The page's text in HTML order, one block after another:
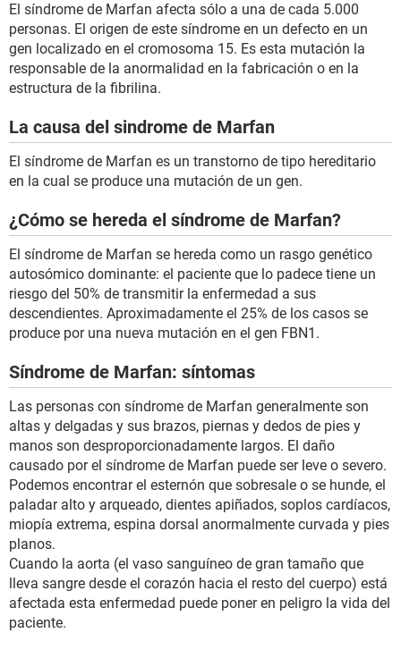
El síndrome de Marfan afecta sólo a una de cada 5.000
personas. El origen de este síndrome en un defecto en un
gen localizado en el cromosoma 15. Es esta mutación la
responsable de la anormalidad en la fabricación o en la
estructura de la fibrilina.
La causa del sindrome de Marfan
El síndrome de Marfan es un transtorno de tipo hereditario
en la cual se produce una mutación de un gen.
¿Cómo se hereda el síndrome de Marfan?
El síndrome de Marfan se hereda como un rasgo genético
autosómico dominante: el paciente que lo padece tiene un
riesgo del 50% de transmitir la enfermedad a sus
descendientes. Aproximadamente el 25% de los casos se
produce por una nueva mutación en el gen FBN1.
Síndrome de Marfan: síntomas
Las personas con síndrome de Marfan generalmente son
altas y delgadas y sus brazos, piernas y dedos de pies y
manos son desproporcionadamente largos. El daño
causado por el síndrome de Marfan puede ser leve o severo.
Podemos encontrar el esternón que sobresale o se hunde, el
paladar alto y arqueado, dientes apiñados, soplos cardíacos,
miopía extrema, espina dorsal anormalmente curvada y pies
planos.
Cuando la aorta (el vaso sanguíneo de gran tamaño que
lleva sangre desde el corazón hacia el resto del cuerpo) está
afectada esta enfermedad puede poner en peligro la vida del
paciente.